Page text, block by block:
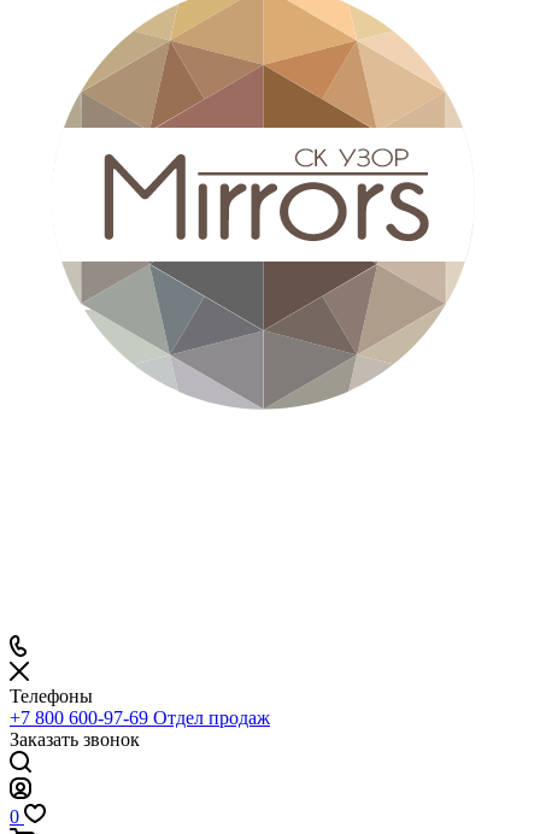
Телефоны
+7 800 600-97-69 Отдел продаж
Заказать звонок
0